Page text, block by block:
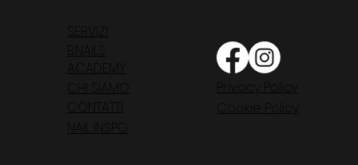
B.NAILS
ACADEMY
SERVIZI
CHI SIAMO
CONTATTI